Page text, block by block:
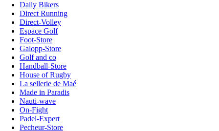
Daily Bikers
Direct Running
Direct-Volley
Espace Golf
Foot-Store
Galopp-Store
Golf and co
Handball-Store
House of Rugby
La sellerie de Maé
Made in Paradis
Nauti-wave
On-Fight
Padel-Expert
Pecheur-Store